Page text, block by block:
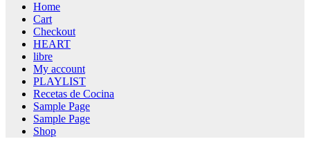
Home
Cart
Checkout
HEART
libre
My account
PLAYLIST
Recetas de Cocina
Sample Page
Sample Page
Shop